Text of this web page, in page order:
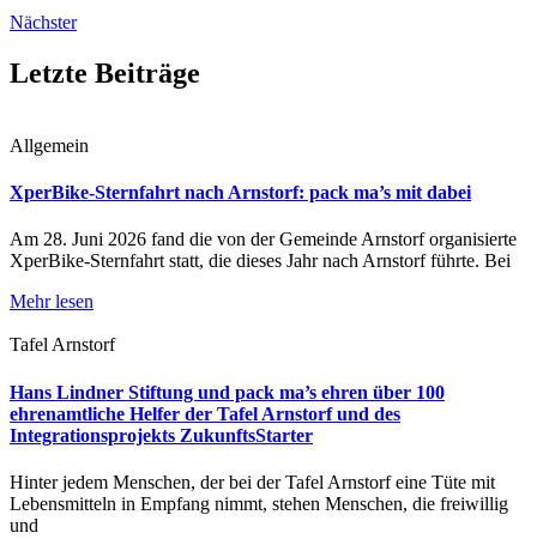
Nächster
Letzte Beiträge
Allgemein
XperBike-Sternfahrt nach Arnstorf: pack ma’s mit dabei
Am 28. Juni 2026 fand die von der Gemeinde Arnstorf organisierte
XperBike-Sternfahrt statt, die dieses Jahr nach Arnstorf führte. Bei
Mehr lesen
Tafel Arnstorf
Hans Lindner Stiftung und pack ma’s ehren über 100
ehrenamtliche Helfer der Tafel Arnstorf und des
Integrationsprojekts ZukunftsStarter
Hinter jedem Menschen, der bei der Tafel Arnstorf eine Tüte mit
Lebensmitteln in Empfang nimmt, stehen Menschen, die freiwillig
und